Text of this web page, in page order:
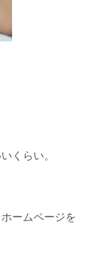
くらい。
ームページを